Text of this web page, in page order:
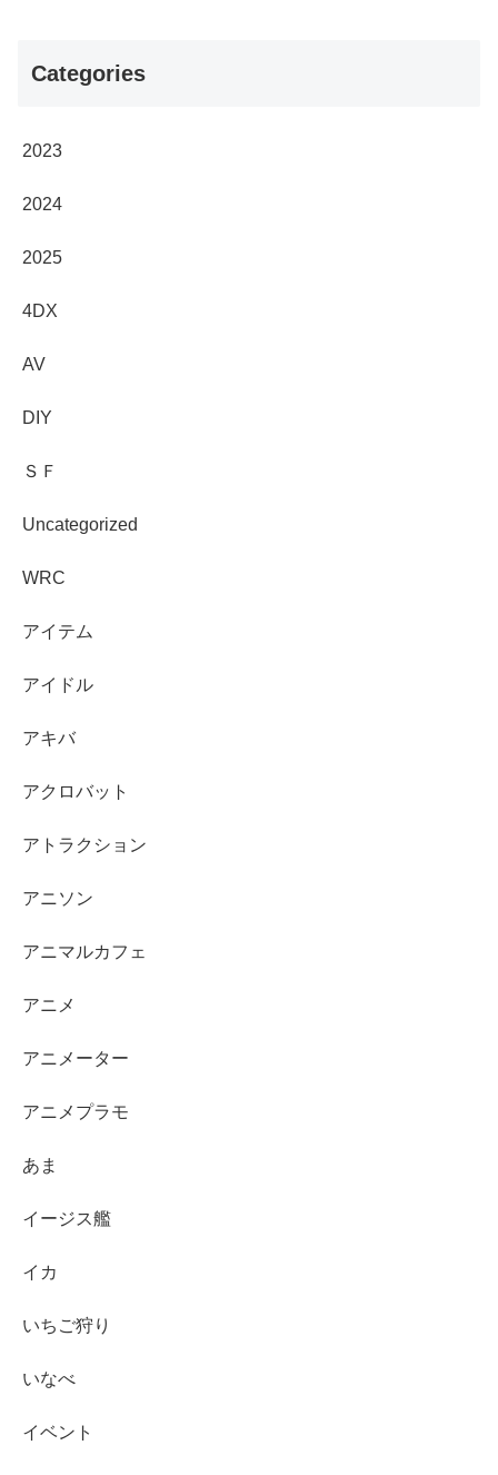
Categories
2023
2024
2025
4DX
AV
DIY
ＳＦ
Uncategorized
WRC
アイテム
アイドル
アキバ
アクロバット
アトラクション
アニソン
アニマルカフェ
アニメ
アニメーター
アニメプラモ
あま
イージス艦
イカ
いちご狩り
いなべ
イベント